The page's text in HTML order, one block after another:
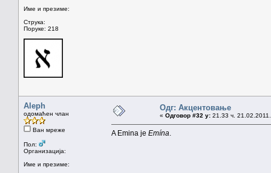
Име и презиме:
Струка:
Поруке: 218
Aleph
одомаћен члан
Ван мреже
Пол:
Организација:
Име и презиме:
Одг: Акцентовање
« Одговор #32 у: 21.33 ч.
A Emina je Emína